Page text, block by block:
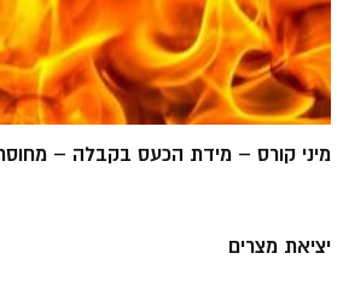
מיני קורס – מידת הכעס בקבלה –
יציאת מצרים